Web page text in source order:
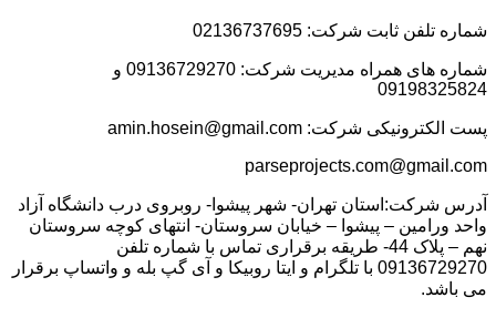
شماره تلفن ثابت شرکت: 02136737695
شماره های همراه مدیریت شرکت: 09136729270 و
09198325824
پست الکترونیکی شرکت: amin.hosein@gmail.com
parseprojects.com@gmail.com
آدرس شرکت:استان تهران- شهر پیشوا- روبروی درب دانشگاه آزاد
واحد ورامین – پیشوا – خیابان سروستان- انتهای کوچه سروستان
نهم – پلاک 44- طریقه برقراری تماس با شماره تلفن
09136729270 با تلگرام و ایتا روبیکا و آی گپ بله و واتساپ برقرار
می باشد.